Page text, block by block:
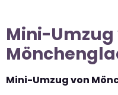
Mini-Umzug
Mini-Umzug von